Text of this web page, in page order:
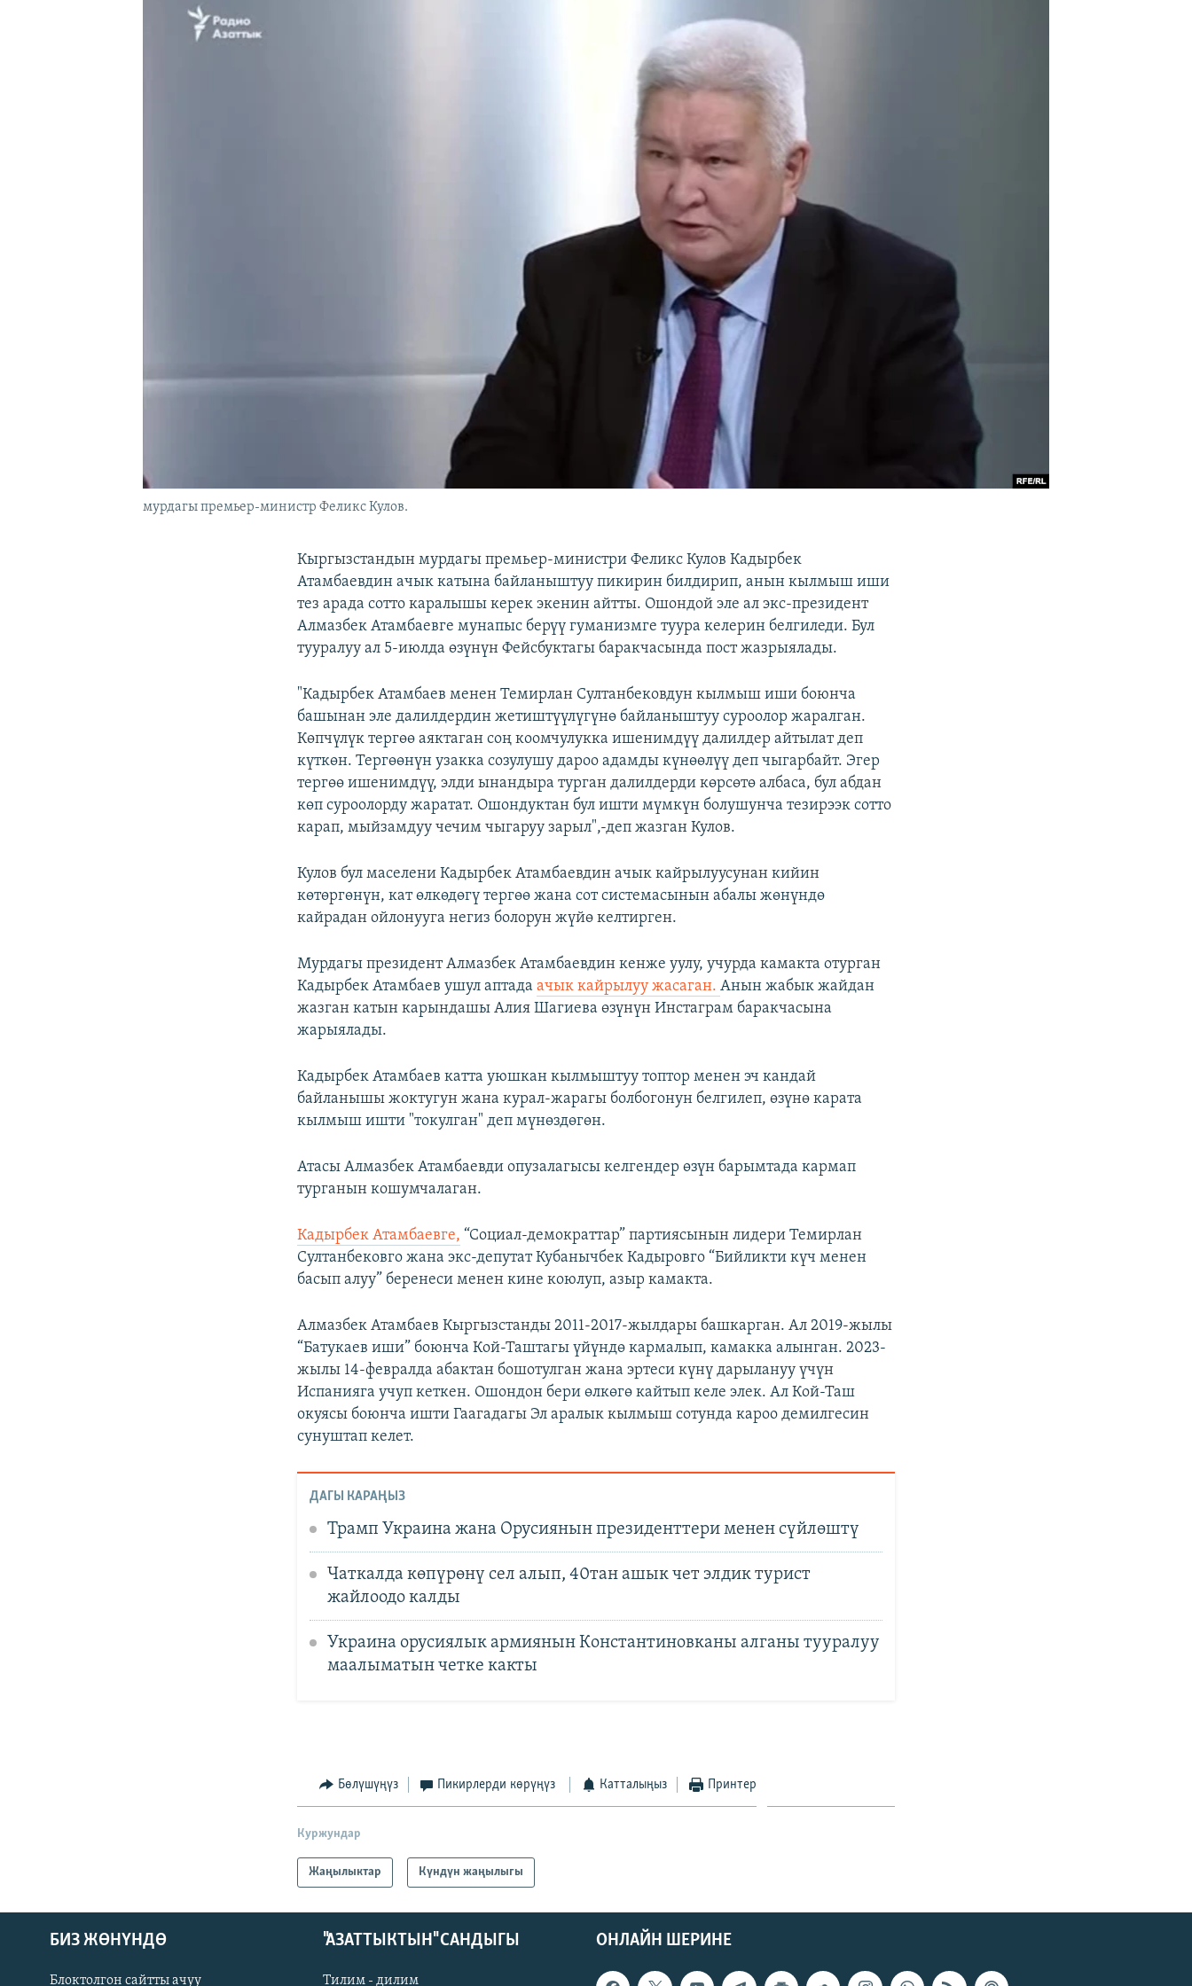
мурдагы премьер-министр Феликс Кулов.
Кыргызстандын мурдагы премьер-министри Феликс Кулов Кадырбек
Атамбаевдин ачык катына байланыштуу пикирин билдирип, анын кылмыш иши
тез арада сотто каралышы керек экенин айтты. Ошондой эле ал экс-президент
Алмазбек Атамбаевге мунапыс берүү гуманизмге туура келерин белгиледи. Бул
тууралуу ал 5-июлда өзүнүн Фейсбуктагы баракчасында пост жазрыялады.
"Кадырбек Атамбаев менен Темирлан Султанбековдун кылмыш иши боюнча
башынан эле далилдердин жетиштүүлүгүнө байланыштуу суроолор жаралган.
Көпчүлүк тергөө аяктаган соң коомчулукка ишенимдүү далилдер айтылат деп
күткөн. Тергөөнүн узакка созулушу дароо адамды күнөөлүү деп чыгарбайт. Эгер
тергөө ишенимдүү, элди ынандыра турган далилдерди көрсөтө албаса, бул абдан
көп суроолорду жаратат. Ошондуктан бул ишти мүмкүн болушунча тезирээк сотто
карап, мыйзамдуу чечим чыгаруу зарыл",-деп жазган Кулов.
Кулов бул маселени Кадырбек Атамбаевдин ачык кайрылуусунан кийин
көтөргөнүн, кат өлкөдөгү тергөө жана сот системасынын абалы жөнүндө
кайрадан ойлонууга негиз болорун жүйө келтирген.
Мурдагы президент Алмазбек Атамбаевдин кенже уулу, учурда камакта отурган
Кадырбек Атамбаев ушул аптадаачык кайрылуу жасаган.Анын жабык жайдан
жазган катын карындашы Алия Шагиева өзүнүн Инстаграм баракчасына
жарыялады.
Кадырбек Атамбаев катта уюшкан кылмыштуу топтор менен эч кандай
байланышы жоктугун жана курал-жарагы болбогонун белгилеп, өзүнө карата
кылмыш ишти "токулган" деп мүнөздөгөн.
Атасы Алмазбек Атамбаевди опузалагысы келгендер өзүн барымтада кармап
турганын кошумчалаган.
Кадырбек Атамбаевге, “Социал-демократтар” партиясынын лидери Темирлан
Султанбековго жана экс-депутат Кубанычбек Кадыровго “Бийликти күч менен
басып алуу” беренеси менен кине коюлуп, азыр камакта.
Алмазбек Атамбаев Кыргызстанды 2011-2017-жылдары башкарган. Ал 2019-жылы
“Батукаев иши” боюнча Кой-Таштагы үйүндө кармалып, камакка алынган. 2023-
жылы 14-февралда абактан бошотулган жана эртеси күнү дарылануу үчүн
Испанияга учуп кеткен. Ошондон бери өлкөгө кайтып келе элек. Ал Кой-Таш
окуясы боюнча ишти Гаагадагы Эл аралык кылмыш сотунда кароо демилгесин
сунуштап келет.
ДАГЫ КАРАҢЫЗ
Трамп Украина жана Орусиянын президенттери менен сүйлөштү
Чаткалда көпүрөнү сел алып, 40тан ашык чет элдик турист
жайлоодо калды
Украина орусиялык армиянын Константиновканы алганы тууралуу
маалыматын четке какты
Бөлүшүңүз Пикирлерди көрүңүз Катталыңыз Принтер
Куржундар
Жаңылыктар Күндүн жаңылыгы
ОНЛАЙН ШЕРИНЕ
БИЗ ЖӨНҮНДӨ
Блоктолгон сайтты ачуу
"АЗАТТЫКТЫН" САНДЫГЫ
Тилим - дилим